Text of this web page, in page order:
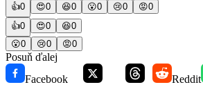
👍0 😍0 😆0 😮0 😢0 😡0
👍0 😍0 😆0
😮0 😢0 😡0
Posuň ďalej
Facebook
Reddit